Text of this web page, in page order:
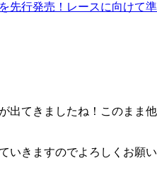
先行発売！レースに向けて準
出てきましたね！このまま他
いきますのでよろしくお願い